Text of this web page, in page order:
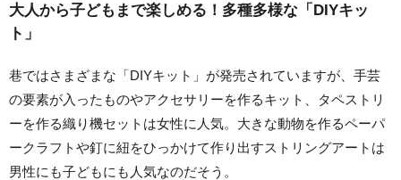
大人から子どもまで楽しめる！多種多様な「DIYキッ
ト」
巷ではさまざまな「DIYキット」が発売されていますが、手芸
の要素が入ったものやアクセサリーを作るキット、タペストリ
ーを作る織り機セットは女性に人気。大きな動物を作るペーパ
ークラフトや釘に紐をひっかけて作り出すストリングアートは
男性にも子どもにも人気なのだそう。